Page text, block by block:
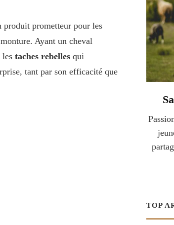
produit prometteur pour les
Ayant un cheval
les taches rebelles qui
tant par son efficacité que
TOP